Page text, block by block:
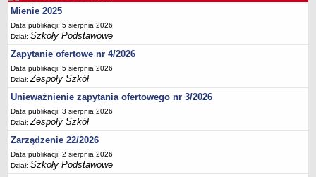
Statut
Majątek
Godziny dyżurów
Ogłoszenie
Zarządzenia
Kontrole
Rejestry, ewidencje, archiwa
Sprawozdania
Deklaracja dostępności
PORADNIE PSYCHOLOGICZNO-PEDAGOGICZNE
Mienie 2025
Data publikacji: 5 sierpnia 2026
Dział:Szkoły Podstawowe
Zapytanie ofertowe nr 4/2026
Data publikacji: 5 sierpnia 2026
Dział:Zespoły Szkół
Unieważnienie zapytania ofertowego nr 3/2026
Data publikacji: 3 sierpnia 2026
Dział:Zespoły Szkół
Zarządzenie 22/2026
Data publikacji: 2 sierpnia 2026
Dział:Szkoły Podstawowe